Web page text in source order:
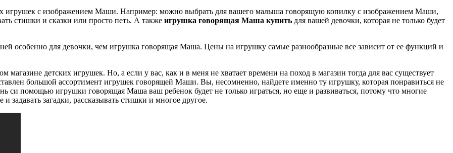
игрушек с изображением Маши. Например: можно выбрать для вашего малыша говорящую копилку с изображением Маши,
стишки и сказки или просто петь. А также игрушка говорящая Маша купить для вашей девочки, которая не только будет
особенно для девочки, чем игрушка говорящая Маша. Цены на игрушку самые разнообразные все зависит от ее функций и
детских игрушек. Но, а если у вас, как и в меня не хватает времени на поход в магазин тогда для вас существует
большой ассортимент игрушек говорящей Маши. Вы, несомненно, найдете именно ту игрушку, которая понравиться не
помощью игрушки говорящая Маша ваш ребенок будет не только играться, но еще и развиваться, потому что многие
задавать загадки, рассказывать стишки и многое другое.